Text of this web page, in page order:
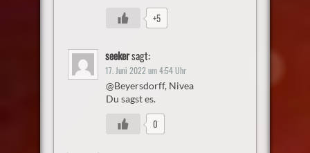
+5
seekersagt:
17. Juni 2022 um 4:54 Uhr
@Beyersdorff, Nivea
Du sagst es.
0